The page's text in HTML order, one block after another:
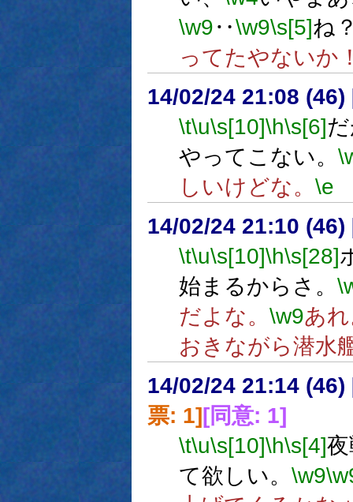
\w9‥\w9\s[5]ね
ってたやないか
14/02/24 21:08 (46)
\t\u\s[10]\h\s[6]
やってこない。
しいけどな。 \e
14/02/24 21:10 (46)
\t\u\s[10]\h\s[28]
始まるからさ。
だよな。 \w9あ
おきながら潜水
14/02/24 21:14 (46)
票: 1] [同意: 1]
\t\u\s[10]\h\s[4]
て欲しい。 \w9